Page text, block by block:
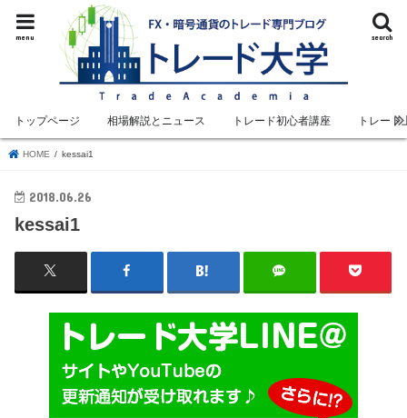
search
menu
トップページ 相場解説とニュース トレード初心者講座 トレード
HOME kessai1
2018.06.26
kessai1